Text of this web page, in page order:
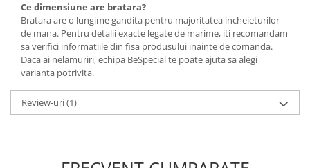
Ce dimensiune are bratara?
Bratara are o lungime gandita pentru majoritatea incheieturilor
de mana. Pentru detalii exacte legate de marime, iti recomandam
sa verifici informatiile din fisa produsului inainte de comanda.
Daca ai nelamuriri, echipa BeSpecial te poate ajuta sa alegi
varianta potrivita.
Review-uri(1)